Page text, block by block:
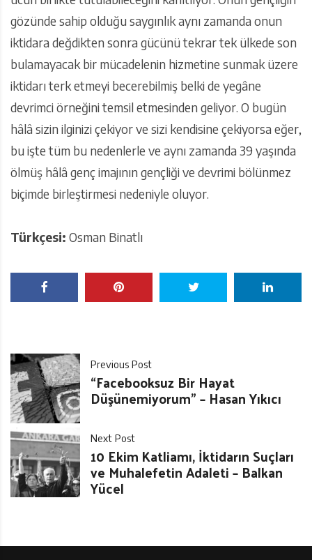
gözünde sahip olduğu saygınlık aynı zamanda onun
iktidara değdikten sonra gücünü tekrar tek ülkede son
bulamayacak bir mücadelenin hizmetine sunmak üzere
iktidarı terk etmeyi becerebilmiş belki de yegâne
devrimci örneğini temsil etmesinden geliyor. O bugün
hâlâ sizin ilginizi çekiyor ve sizi kendisine çekiyorsa eğer,
bu işte tüm bu nedenlerle ve aynı zamanda 39 yaşında
ölmüş hâlâ genç imajının gençliği ve devrimi bölünmez
biçimde birleştirmesi nedeniyle oluyor.
Türkçesi: Osman Binatlı
Previous Post
“Facebooksuz Bir Hayat
Düşünemiyorum” – Hasan Yıkıcı
Next Post
10 Ekim Katliamı, İktidarın Suçları
ve Muhalefetin Adaleti – Balkan
Yücel